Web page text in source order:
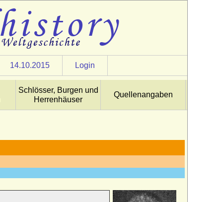
14.10.2015 Login
Schlösser, Burgen und
Herrenhäuser
Quellenangaben